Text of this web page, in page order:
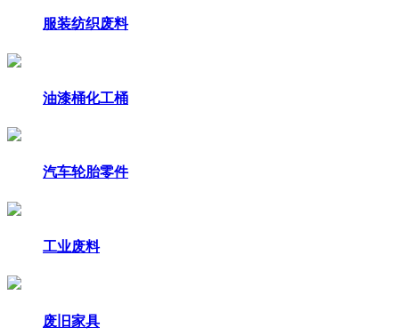
服装纺织废料
油漆桶化工桶
汽车轮胎零件
工业废料
废旧家具